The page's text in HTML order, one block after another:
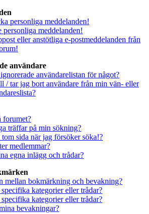
personliga meddelanden!
personliga meddelanden!
eller anstötliga e-postmeddelanden från
användare
användarelistan för något?
/ tar jag bort användare från min vän- eller
forumet?
träffar på min sökning?
sida när jag försöker söka!?
medlemmar?
egna inlägg och trådar?
mellan bokmärkning och bevakning?
kategorier eller trådar?
kategorier eller trådar?
bevakningar?